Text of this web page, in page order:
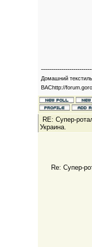
Домашний
ВАСhttp://
RE: Супер-
Украина.
Re: Супер-